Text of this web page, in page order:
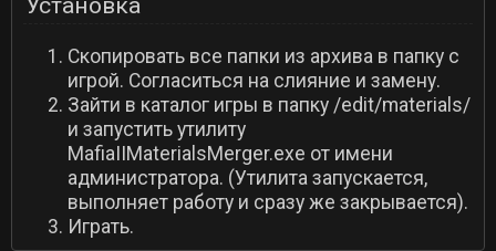
Скопировать все папки из архива в папку с
игрой. Согласиться на слияние и замену.
Зайти в каталог игры в папку /edit/materials/
и запустить утилиту
MafiaIIMaterialsMerger.exe от имени
администратора. (Утилита запускается,
выполняет работу и сразу же закрывается).
Играть.